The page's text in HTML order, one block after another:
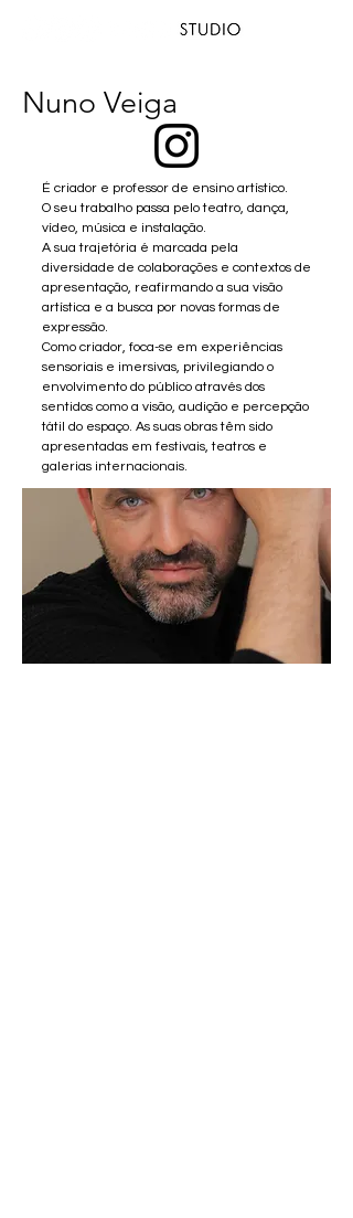
Nuno Veiga
É criador e professor de ensino artístico.
O seu trabalho passa pelo teatro, dança,
vídeo, música e instalação.
A sua trajetória é marcada pela
diversidade de colaborações e contextos de
apresentação, reafirmando a sua visão
artística e a busca por novas formas de
expressão.
Como criador, foca-se em experiências
sensoriais e imersivas, privilegiando o
envolvimento do público através dos
sentidos como a visão, audição e percepção
tátil do espaço. As suas obras têm sido
apresentadas em festivais, teatros e
galerias internacionais.